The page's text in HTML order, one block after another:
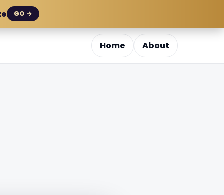
GO →
Home About